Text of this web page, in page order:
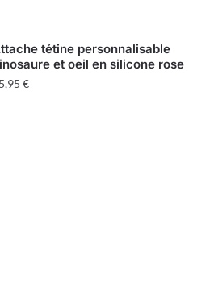
tétine personnalisable
et oeil en silicone rose
€